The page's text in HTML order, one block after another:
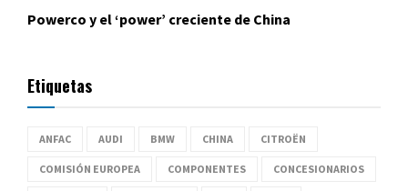
Powerco y el ‘power’ creciente de China
Etiquetas
ANFAC AUDI BMW CHINA CITROËN
COMISIÓN EUROPEA COMPONENTES CONCESIONARIOS